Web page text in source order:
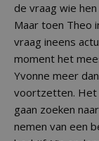
de vraag wie
Maar toen Theo
vraag ineens
moment het
Yvonne meer
voortzetten. Het
gaan zoeken
nemen van een